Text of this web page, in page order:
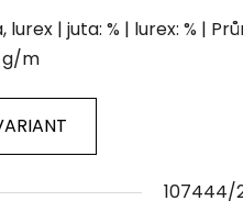
lurex | juta: % | lurex: % |
g/m
107444/